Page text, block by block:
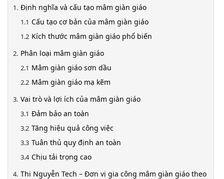
Định nghĩa và cấu tạo mâm giàn giáo
Cấu tạo cơ bản của mâm giàn giáo
Kích thước mâm giàn giáo phổ biến
Phân loại mâm giàn giáo
Mâm giàn giáo sơn dầu
Mâm giàn giáo mạ kẽm
Vai trò và lợi ích của mâm giàn giáo
Đảm bảo an toàn
Tăng hiệu quả công việc
Tuân thủ quy định an toàn
Chịu tải trọng cao
Thi Nguyễn Tech – Đơn vị gia công mâm giàn giáo theo